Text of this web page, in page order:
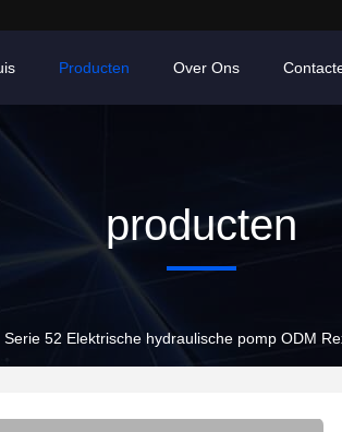
Producten Over Ons
producten
Serie 52 Elektrische hydraulische pomp ODM